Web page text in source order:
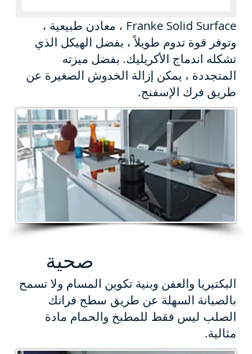
Franke Solid Surface ، معادن طبيعية ،
وتوفر قوة تدوم طويلاً ، بفضل الهيكل الذي
تشكله اندماج الأكريليك. بفضل ميزته
المتجددة ، يمكن إزالة الخدوش الصغيرة عن
طريق فرك الإسفنج.
صحية
البكتيريا والعفن وبنية تكوين المسام ولا تسمح
بالصيانة السهلة عن طريق سطح فرانك
الصلب ليس فقط للمطبخ والحمام مادة
مثالية.